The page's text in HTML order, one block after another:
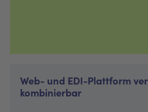
Web- und EDI-Plattform
kombinierbar